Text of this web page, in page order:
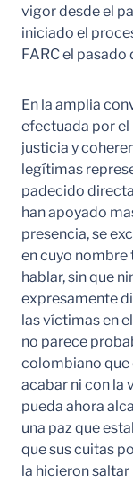
vigor desde el
iniciado el
FARC el
En la amplia
efectuada por el
justicia y
legítimas
padecido
han apoyado
presencia, se
en cuyo
hablar, sin que
expresamente
las víctimas en
no parece
colombiano que
acabar ni con la
pueda ahora
una paz que
que sus cuitas
la hicieron saltar